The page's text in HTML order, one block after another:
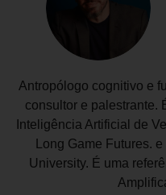
Antropólogo cognitivo e
consultor e palestrante.
Inteligência Artificial de
Long Game Futures.
University. É uma